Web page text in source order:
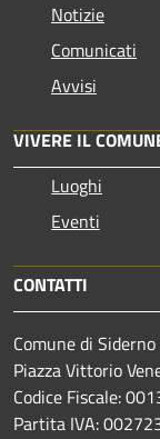
Notizie
Comunicati
Avvisi
VIVERE IL
Luoghi
Eventi
CONTATTI
Comune di Siderno
Piazza Vittorio
Codice Fiscale:
Partita IVA: